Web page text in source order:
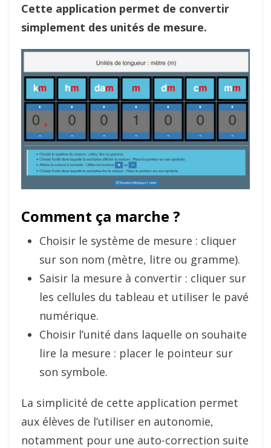
Cette application permet de convertir
simplement des unités de mesure.
Comment ça marche ?
Choisir le système de mesure : cliquer
sur son nom (mètre, litre ou gramme).
Saisir la mesure à convertir : cliquer sur
les cellules du tableau et utiliser le pavé
numérique.
Choisir l’unité dans laquelle on souhaite
lire la mesure : placer le pointeur sur
son symbole.
La simplicité de cette application permet
aux élèves de l’utiliser en autonomie,
notamment pour une auto-correction suite